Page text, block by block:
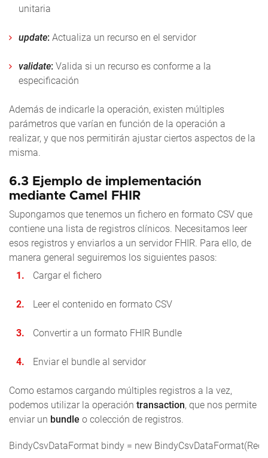
unitaria
update: Actualiza un recurso en el servidor
validate: Valida si un recurso es conforme a la
especificación
Además de indicarle la operación, existen múltiples
parámetros que varían en función de la operación a
realizar, y que nos permitirán ajustar ciertos aspectos de la
misma.
6.3 Ejemplo de implementación
mediante Camel FHIR
Supongamos que tenemos un fichero en formato CSV que
contiene una lista de registros clínicos. Necesitamos leer
esos registros y enviarlos a un servidor FHIR. Para ello, de
manera general seguiremos los siguientes pasos:
Cargar el fichero
Leer el contenido en formato CSV
Convertir a un formato FHIR Bundle
Enviar el bundle al servidor
Como estamos cargando múltiples registros a la vez,
podemos utilizar la operación transaction, que nos permite
enviar un bundle o colección de registros.
BindyCsvDataFormat bindy = new